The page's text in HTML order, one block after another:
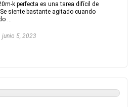
k perfecta es una tarea difícil de
siente bastante agitado cuando
...
junio 5, 2023